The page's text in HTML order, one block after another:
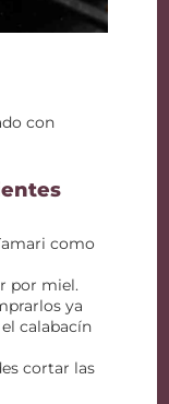
con
como
por miel.
ya
calabacín
cortar las